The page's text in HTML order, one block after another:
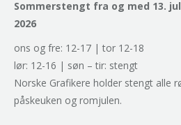
Sommerstengt fra og med 13.
2026
ons og fre: 12-17 | tor 12-18
lør: 12-16 | søn – tir: stengt
Norske Grafikere holder stengt alle
påskeuken og romjulen.